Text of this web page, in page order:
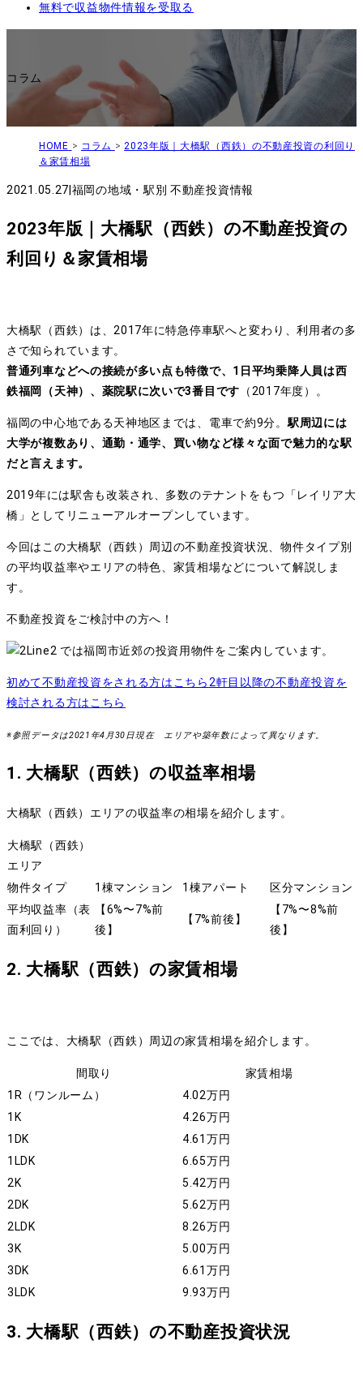
無料で収益物件情報を受取る
コラム
HOME > コラム >2023年版｜大橋駅（西鉄）の不動産投資の利回り
＆家賃相場
2021.05.27 福岡の地域・駅別 不動産投資情報
2023年版｜大橋駅（西鉄）の不動産投資の
利回り＆家賃相場
大橋駅（西鉄）は、2017年に特急停車駅へと変わり、利用者の多
さで知られています。
普通列車などへの接続が多い点も特徴で、1日平均乗降人員は西
鉄福岡（天神）、薬院駅に次いで3番目です （2017年度）。
福岡の中心地である天神地区までは、電車で約9分。 駅周辺には
大学が複数あり、通勤・通学、買い物など様々な面で魅力的な駅
だと言えます。
2019年には駅舎も改装され、多数のテナントをもつ「レイリア大
橋」としてリニューアルオープンしています。
今回はこの大橋駅（西鉄）周辺の不動産投資状況、物件タイプ別
の平均収益率やエリアの特色、家賃相場などについて解説しま
す。
不動産投資をご検討中の方へ！
では福岡市近郊の投資用物件をご案内しています。
初めて不動産投資をされる方はこちら 2軒目以降の不動産投資を
検討される方はこちら
※参照データは2021年4月30日現在 エリアや築年数によって異なります。
1. 大橋駅（西鉄）の収益率相場
大橋駅（西鉄）エリアの収益率の相場を紹介します。
大橋駅（西鉄）
エリア
物件タイプ
1棟マンション 1棟アパート
区分マンション
平均収益率（表
面利回り）
【6%〜7%前
後】
【7%前後】
【7%〜8%前
後】
2. 大橋駅（西鉄）の家賃相場
ここでは、大橋駅（西鉄）周辺の家賃相場を紹介します。
間取り
家賃相場
1R（ワンルーム）
4.02万円
1K
4.26万円
1DK
4.61万円
1LDK
6.65万円
2K
5.42万円
2DK
5.62万円
2LDK
8.26万円
3K
5.00万円
3DK
6.61万円
3LDK
9.93万円
3. 大橋駅（西鉄）の不動産投資状況